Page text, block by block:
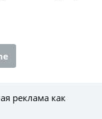
реклама как